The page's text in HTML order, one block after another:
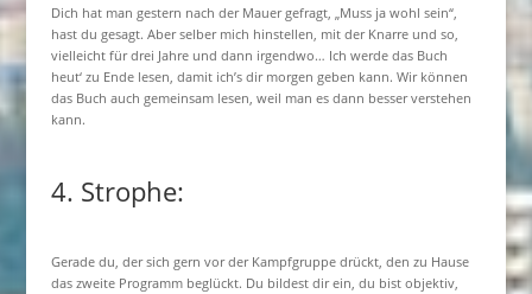
Dich hat man gestern nach der Mauer gefragt, „Muss ja wohl sein“,
hast du gesagt. Aber selber mich hinstellen, mit der Knarre und so,
vielleicht für drei Jahre und dann irgendwo… Ich werde das Buch
heut‘ zu Ende lesen, damit ich’s dir morgen geben kann. Wir können
das Buch auch gemeinsam lesen, weil man es dann besser verstehen
kann.
4. Strophe:
Gerade du, der sich gern vor der Kampfgruppe drückt, den zu Hause
das zweite Programm beglückt. Du bildest dir ein, du bist objektiv,